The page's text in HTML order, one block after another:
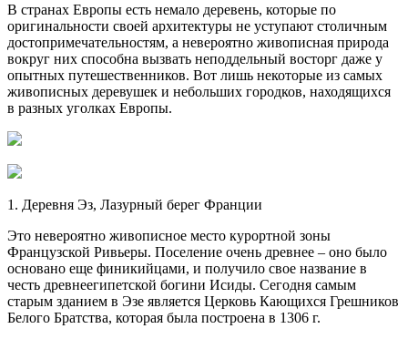
В странах Европы есть немало деревень, которые по
оригинальности своей архитектуры не уступают столичным
достопримечательностям, а невероятно живописная природа
вокруг них способна вызвать неподдельный восторг даже у
опытных путешественников. Вот лишь некоторые из самых
живописных деревушек и небольших городков, находящихся
в разных уголках Европы.
1. Деревня Эз, Лазурный берег Франции
Это невероятно живописное место курортной зоны
Французской Ривьеры. Поселение очень древнее – оно было
основано еще финикийцами, и получило свое название в
честь древнеегипетской богини Исиды. Сегодня самым
старым зданием в Эзе является Церковь Кающихся Грешников
Белого Братства, которая была построена в 1306 г.